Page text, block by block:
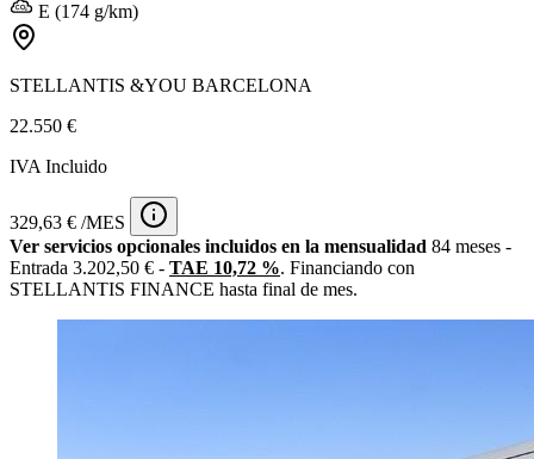
E (174 g/km)
STELLANTIS &YOU BARCELONA
22.550 €
IVA Incluido
329,63 € /MES
Ver servicios opcionales incluidos en la mensualidad 84 meses -
Entrada 3.202,50 € - TAE 10,72 %. Financiando con
STELLANTIS FINANCE hasta final de mes.